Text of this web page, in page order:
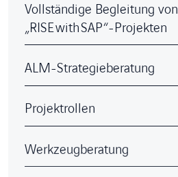
Vollständige Begleitung von
„RISE with SAP“-Projekten
ALM-Strategieberatung
Projektrollen
Werkzeugberatung